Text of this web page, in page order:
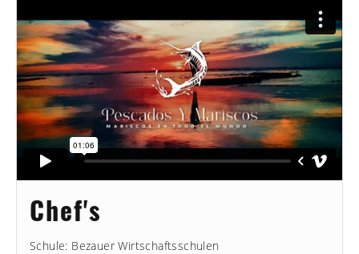
Chef's
Schule: Bezauer Wirtschaftsschulen